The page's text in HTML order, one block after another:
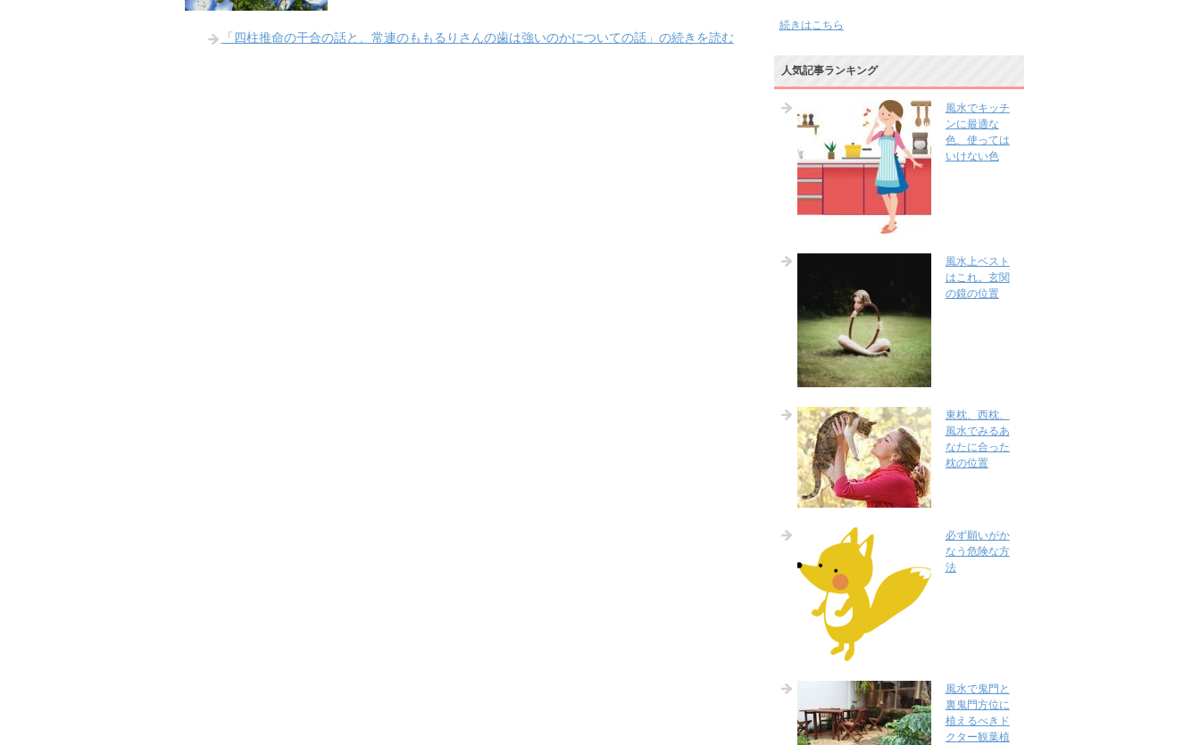
「四柱推命の干合の話と、常連のももるりさんの歯は強いのかについての話」の続きを読む
続きはこちら
人気記事ランキング
風水でキッチ
ンに最適な
色、使っては
いけない色
風水上ベスト
はこれ。玄関
の鏡の位置
東枕、西枕、
風水でみるあ
なたに合った
枕の位置
必ず願いがか
なう危険な方
法
風水で鬼門と
裏鬼門方位に
植えるべきド
クター観葉植